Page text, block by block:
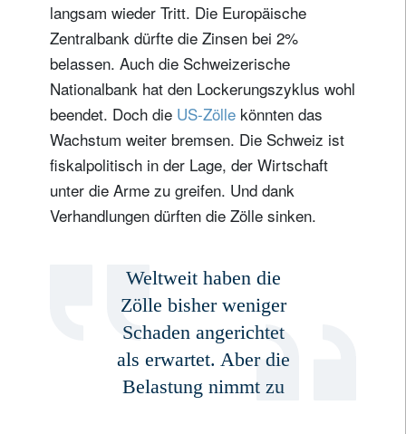
langsam wieder Tritt. Die Europäische
Zentralbank dürfte die Zinsen bei 2%
belassen. Auch die Schweizerische
Nationalbank hat den Lockerungszyklus wohl
beendet. Doch die US-Zölle könnten das
Wachstum weiter bremsen. Die Schweiz ist
fiskalpolitisch in der Lage, der Wirtschaft
unter die Arme zu greifen. Und dank
Verhandlungen dürften die Zölle sinken.
Weltweit haben die
Zölle bisher weniger
Schaden angerichtet
als erwartet. Aber die
Belastung nimmt zu